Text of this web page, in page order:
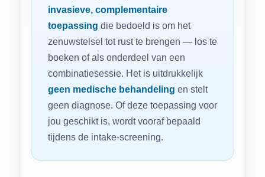
invasieve, complementaire
toepassing die bedoeld is om het
zenuwstelsel tot rust te brengen — los te
boeken of als onderdeel van een
combinatiesessie. Het is uitdrukkelijk
geen medische behandeling en stelt
geen diagnose. Of deze toepassing voor
jou geschikt is, wordt vooraf bepaald
tijdens de intake-screening.